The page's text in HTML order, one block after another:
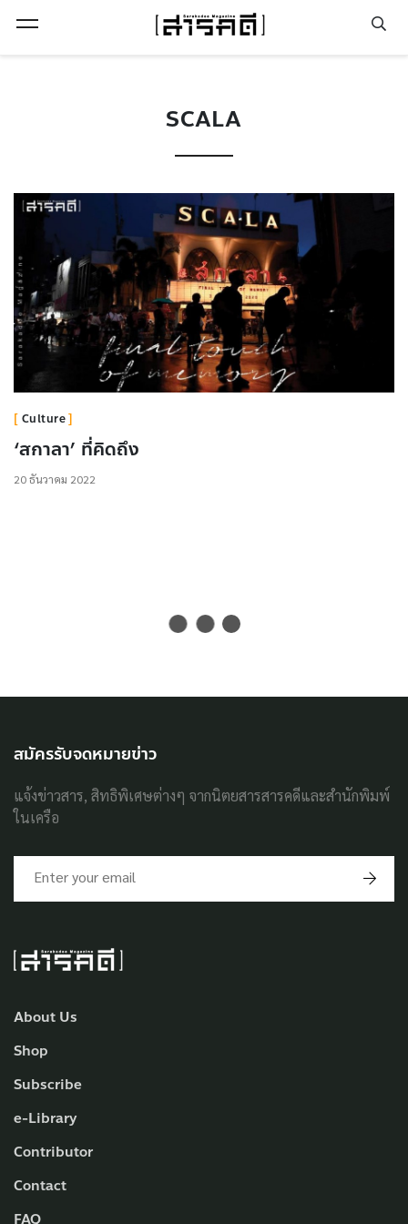
SCALA
Culture
‘สกาลา’ ที่คิดถึง
20 ธันวาคม 2022
About Us
Shop
Subscribe
e-Library
Contributor
Contact
สมัครรับจดหมายข่าว
แจ้งข่าวสาร, สิทธิพิเศษต่างๆ จากนิตยสารสารคดีและสำนักพิมพ์
ในเครือ